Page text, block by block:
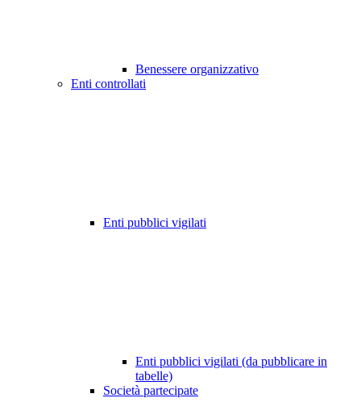
Benessere organizzativo
Enti controllati
Enti pubblici vigilati
Enti pubblici vigilati (da pubblicare in
tabelle)
Società partecipate